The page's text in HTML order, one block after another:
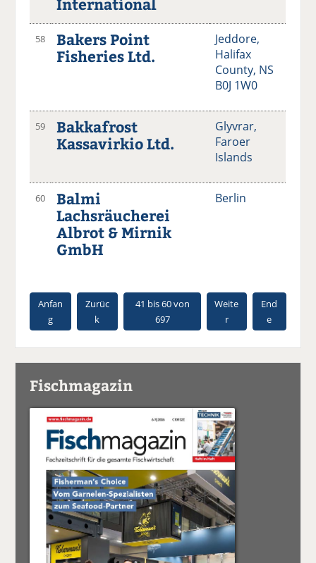
58
Bakers Point
Fisheries Ltd.
Jeddore,
Halifax
County, NS
B0J 1W0
59
Bakkafrost
Kassavirkio Ltd.
Glyvrar,
Faroer
Islands
60
Balmi
Lachsräucherei
Albrot & Mirnik
GmbH
Berlin
Anfan
g
Zurüc
k
41 bis 60 von
697
Weite
r
End
e
Fischmagazin